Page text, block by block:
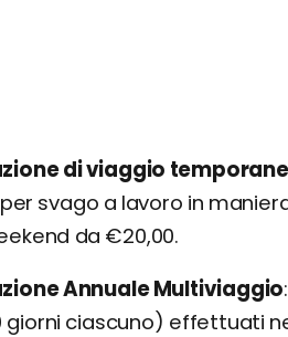
di viaggio
svago a lavoro in
da €20,00.
Annuale Multiviaggio
giorni ciascuno) effettuati